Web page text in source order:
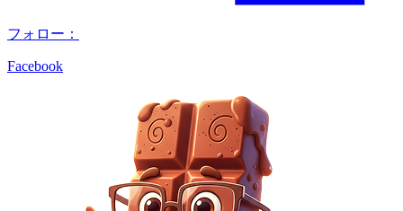
フォロー：
Facebook